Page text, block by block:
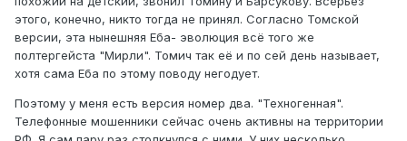
этого, конечно, никто тогда не принял. Согласно Томской
версии, эта нынешняя Еба- эволюция всё того же
полтергейста "Мирли". Томич так её и по сей день называет,
хотя сама Еба по этому поводу негодует.
Поэтому у меня есть версия номер два. "Техногенная".
Телефонные мошенники сейчас очень активны на территории